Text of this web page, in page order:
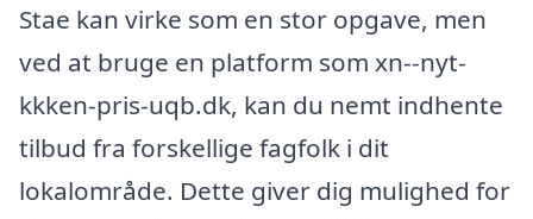
Stae kan virke som en stor opgave, men
ved at bruge en platform som xn--nyt-
kkken-pris-uqb.dk, kan du nemt indhente
tilbud fra forskellige fagfolk i dit
lokalområde. Dette giver dig mulighed for